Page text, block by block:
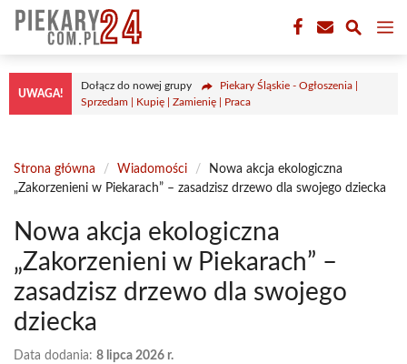
Przejdź
treści
UWAGA!
Dołącz do nowej grupy
Piekary Śląskie - Ogłoszenia |
Sprzedam | Kupię | Zamienię | Praca
Strona główna / Wiadomości /
Nowa akcja ekologiczna
„Zakorzenieni w Piekarach” – zasadzisz drzewo dla swojego dziecka
Nowa akcja ekologiczna
„Zakorzenieni w Piekarach” –
zasadzisz drzewo dla swojego
dziecka
Data dodania: 8 lipca 2026 r.